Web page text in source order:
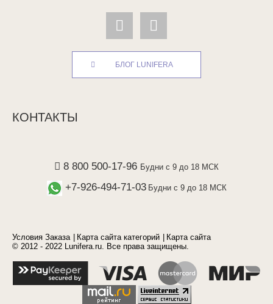
БЛОГ LUNIFERA
КОНТАКТЫ
8 800 500-17-96 Будни с 9 до 18 МСК
+7-926-494-71-03 Будни с 9 до 18 МСК
Условия Заказа Карта сайта категорий
Карта сайта
© 2012 - 2022 Lunifera.ru. Все права защищены.